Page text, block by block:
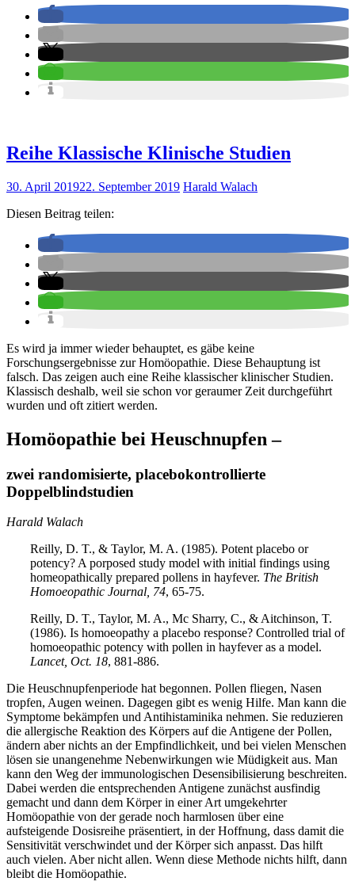
Reihe Klassische Klinische Studien
30. April 201922. September 2019 Harald Walach
Diesen Beitrag teilen:
Es wird ja immer wieder behauptet, es gäbe keine
Forschungsergebnisse zur Homöopathie. Diese Behauptung ist
falsch. Das zeigen auch eine Reihe klassischer klinischer Studien.
Klassisch deshalb, weil sie schon vor geraumer Zeit durchgeführt
wurden und oft zitiert werden.
Homöopathie bei Heuschnupfen –
zwei randomisierte, placebokontrollierte
Doppelblindstudien
Harald Walach
Reilly, D. T., & Taylor, M. A. (1985). Potent placebo or
potency? A porposed study model with initial findings using
homeopathically prepared pollens in hayfever. The British
Homoeopathic Journal, 74, 65-75.
Reilly, D. T., Taylor, M. A., Mc Sharry, C., & Aitchinson, T.
(1986). Is homoeopathy a placebo response? Controlled trial of
homoeopathic potency with pollen in hayfever as a model.
Lancet, Oct. 18, 881-886.
Die Heuschnupfenperiode hat begonnen. Pollen fliegen, Nasen
tropfen, Augen weinen. Dagegen gibt es wenig Hilfe. Man kann die
Symptome bekämpfen und Antihistaminika nehmen. Sie reduzieren
die allergische Reaktion des Körpers auf die Antigene der Pollen,
ändern aber nichts an der Empfindlichkeit, und bei vielen Menschen
lösen sie unangenehme Nebenwirkungen wie Müdigkeit aus. Man
kann den Weg der immunologischen Desensibilisierung beschreiten.
Dabei werden die entsprechenden Antigene zunächst ausfindig
gemacht und dann dem Körper in einer Art umgekehrter
Homöopathie von der gerade noch harmlosen über eine
aufsteigende Dosisreihe präsentiert, in der Hoffnung, dass damit die
Sensitivität verschwindet und der Körper sich anpasst. Das hilft
auch vielen. Aber nicht allen. Wenn diese Methode nichts hilft, dann
bleibt die Homöopathie.